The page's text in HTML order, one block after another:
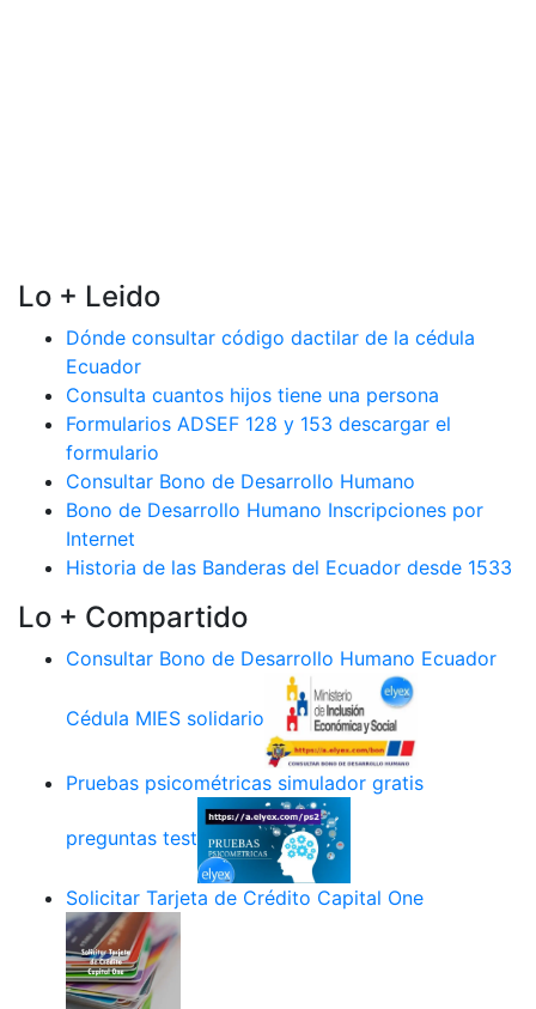
Lo + Leido
Dónde consultar código dactilar de la cédula
Ecuador
Consulta cuantos hijos tiene una persona
Formularios ADSEF 128 y 153 descargar el
formulario
Consultar Bono de Desarrollo Humano
Bono de Desarrollo Humano Inscripciones por
Internet
Historia de las Banderas del Ecuador desde 1533
Lo + Compartido
Consultar Bono de Desarrollo Humano Ecuador
Cédula MIES solidario
Pruebas psicométricas simulador gratis
preguntas test
Solicitar Tarjeta de Crédito Capital One